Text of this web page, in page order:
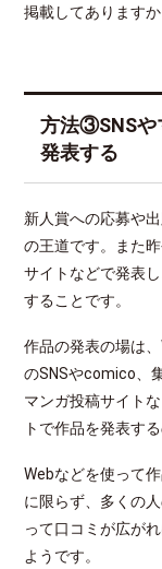
掲載してあります
方法③SNSや
発表する
新人賞への応募や
の王道です。また
サイトなどで発表
することです。
作品の発表の場は
のSNSやcomico、
マンガ投稿サイト
トで作品を発表す
Webなどを使って
に限らず、多くの
って口コミが広が
ようです。